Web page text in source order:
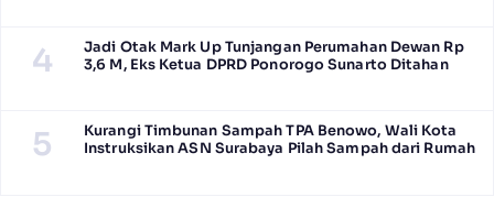
4
Jadi Otak Mark Up Tunjangan Perumahan Dewan Rp
3,6 M, Eks Ketua DPRD Ponorogo Sunarto Ditahan
5
Kurangi Timbunan Sampah TPA Benowo, Wali Kota
Instruksikan ASN Surabaya Pilah Sampah dari Rumah